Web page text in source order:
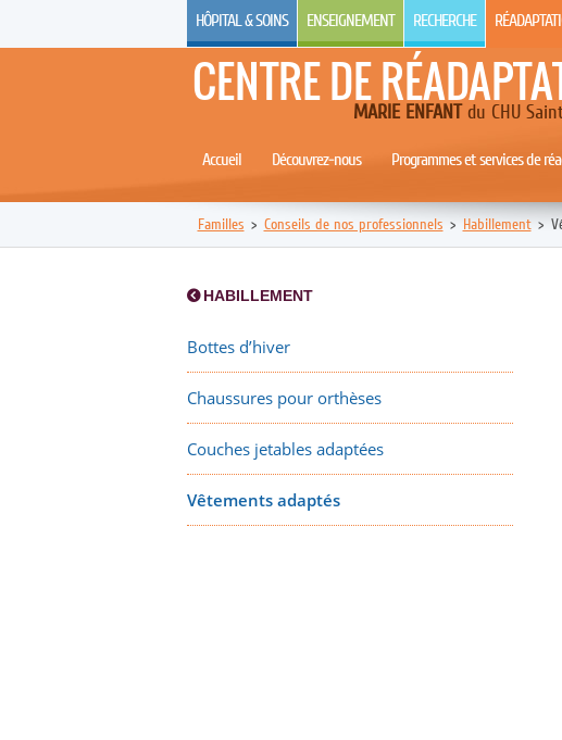
HÔPITAL & SOINS ENSEIGNEMENT RECHERCHE
CENTRE DEMARIE ENFANTdu CHU
Accueil Découvrez-nous Programmes et services de
Familles > Conseils de nos professionnels > Habillement >
HABILLEMENT
Bottes d’hiver
Chaussures pour orthèses
Couches jetables adaptées
Vêtements adaptés